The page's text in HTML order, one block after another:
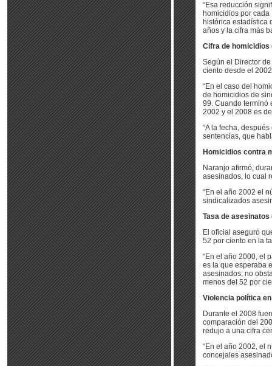
“Esa reducción
homicidios por
histórica estadística
años y la cifra más
Cifra de homicidios
Según el Director
ciento desde el
“En el caso del
de homicidios de
99. Cuando terminó
2002 y el 2008 es
“A la fecha,
sentencias, que
Homicidios contra
Naranjo afirmó,
asesinados, lo cual
“En el año 2002 el
sindicalizados
Tasa de
El oficial aseguró
52 por ciento en la
“En el año 2000, el
es la que esperaba
asesinados; no
menos del 52 por
Violencia política
Durante el 2008
comparación del
redujo a una cifra
“En el año 2002, el
concejales